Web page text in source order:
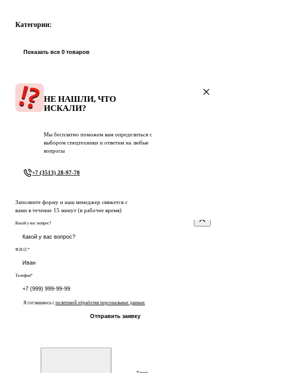
Категории:
Показать все 0 товаров
НЕ НАШЛИ, ЧТО
ИСКАЛИ?
Мы бесплатно поможем вам определиться с
выбором спецтехники и ответим на любые
вопросы
+7 (3513) 28-97-70
Заполните форму и наш менеджер свяжется с
вами в течение 15 минут (в рабочее время)
Какой у вас вопрос?
Ф.И.О.*
Телефон*
Я соглашаюсь с политикой обработки персональных данных
Отправить заявку